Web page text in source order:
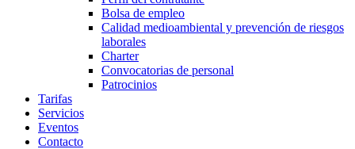
Bolsa de empleo
Calidad medioambiental y prevención de riesgos
laborales
Charter
Convocatorias de personal
Patrocinios
Tarifas
Servicios
Eventos
Contacto